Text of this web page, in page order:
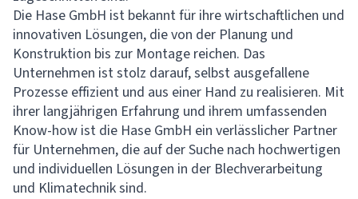
Die Hase GmbH ist bekannt für ihre wirtschaftlichen und
innovativen Lösungen, die von der Planung und
Konstruktion bis zur Montage reichen. Das
Unternehmen ist stolz darauf, selbst ausgefallene
Prozesse effizient und aus einer Hand zu realisieren. Mit
ihrer langjährigen Erfahrung und ihrem umfassenden
Know-how ist die Hase GmbH ein verlässlicher Partner
für Unternehmen, die auf der Suche nach hochwertigen
und individuellen Lösungen in der Blechverarbeitung
und Klimatechnik sind.